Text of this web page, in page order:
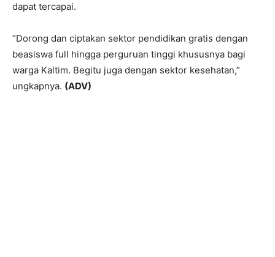
dapat tercapai.
“Dorong dan ciptakan sektor pendidikan gratis dengan
beasiswa full hingga perguruan tinggi khususnya bagi
warga Kaltim. Begitu juga dengan sektor kesehatan,”
ungkapnya. (ADV)